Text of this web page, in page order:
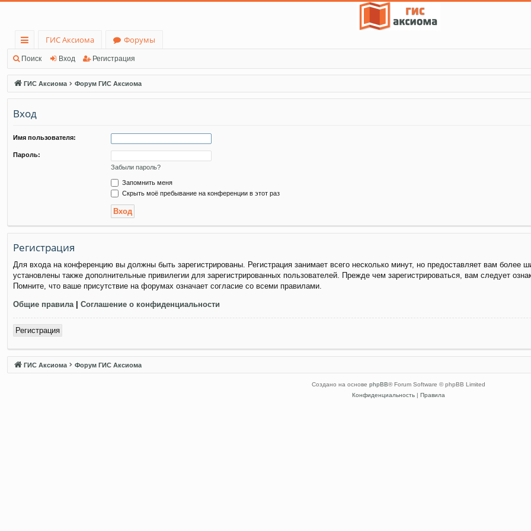
с
ы
лк
и
ГИС Аксиома
Форумы
Поиск Вход Регистрация
ГИС Аксиома Форум ГИС Аксиома
Вход
Имя пользователя:
Пароль:
Забыли пароль?
Запомнить меня
Скрыть моё пребывание на конференции в этот раз
Регистрация
Для входа на конференцию вы должны быть зарегистрированы. Регистрация занимает всего несколько минут, но предоставляет вам более
установлены также дополнительные привилегии для зарегистрированных пользователей. Прежде чем зарегистрироваться, вам следует
Помните, что ваше присутствие на форумах означает согласие со всеми правилами.
Общие правила | Соглашение о конфиденциальности
Регистрация
ГИС Аксиома Форум ГИС Аксиома
Создано на основе phpBB® Forum Software © phpBB Limited
Конфиденциальность| Правила